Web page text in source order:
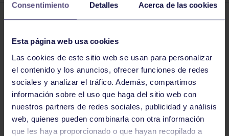
Consentimiento Detalles Acerca de las cookies
Esta página web usa cookies
Las cookies de este sitio web se usan para personalizar
el contenido y los anuncios, ofrecer funciones de redes
sociales y analizar el tráfico. Además, compartimos
información sobre el uso que haga del sitio web con
nuestros partners de redes sociales, publicidad y análisis
web, quienes pueden combinarla con otra información
que les haya proporcionado o que hayan recopilado a
Comparte